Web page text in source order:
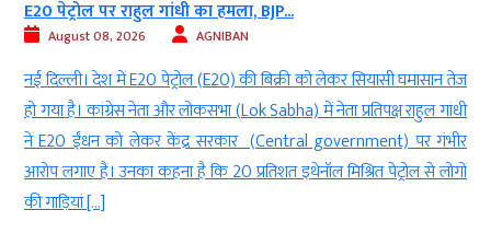
E20 पेट्रोल पर राहुल गांधी का हमला, BJP...
August 08, 2026 AGNIBAN
नई दिल्ली। देश में E20 पेट्रोल (E20) की बिक्री को लेकर सियासी घमासान तेज
हो गया है। कांग्रेस नेता और लोकसभा (Lok Sabha) में नेता प्रतिपक्ष राहुल गांधी
ने E20 ईंधन को लेकर केंद्र सरकार (Central government) पर गंभीर
आरोप लगाए हैं। उनका कहना है कि 20 प्रतिशत इथेनॉल मिश्रित पेट्रोल से लोगों
की गाड़ियां […]